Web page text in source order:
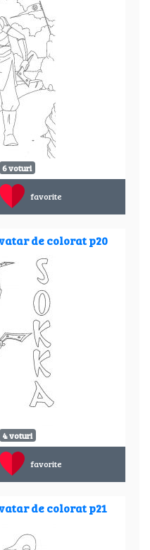
6 voturi
favorite
de colorat p20
4 voturi
favorite
de colorat p21